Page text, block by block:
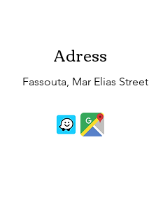
Adress
Fassouta, Mar Elias Street